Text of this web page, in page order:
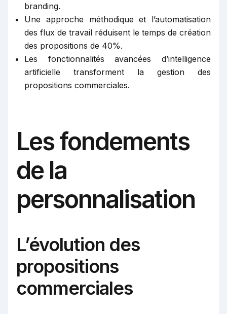
branding.
Une approche méthodique et l’automatisation
des flux de travail réduisent le temps de création
des propositions de 40%.
Les fonctionnalités avancées d’intelligence
artificielle transforment la gestion des
propositions commerciales.
Les fondements
de la
personnalisation
L’évolution des
propositions
commerciales